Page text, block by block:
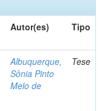
Autor(es) Tipo
Albuquerque,
Sônia Pinto
Melo de
Tese